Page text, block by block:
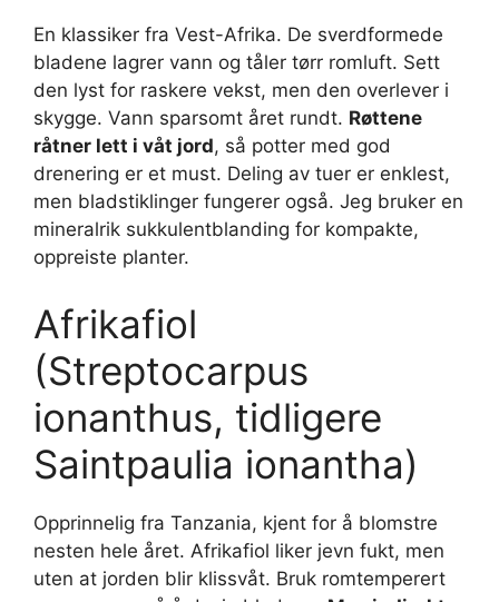
En klassiker fra Vest-Afrika. De sverdformede
bladene lagrer vann og tåler tørr romluft. Sett
den lyst for raskere vekst, men den overlever i
skygge. Vann sparsomt året rundt. Røttene
råtner lett i våt jord, så potter med god
drenering er et must. Deling av tuer er enklest,
men bladstiklinger fungerer også. Jeg bruker en
mineralrik sukkulentblanding for kompakte,
oppreiste planter.
Afrikafiol
(Streptocarpus
ionanthus, tidligere
Saintpaulia ionantha)
Opprinnelig fra Tanzania, kjent for å blomstre
nesten hele året. Afrikafiol liker jevn fukt, men
uten at jorden blir klissvåt. Bruk romtemperert